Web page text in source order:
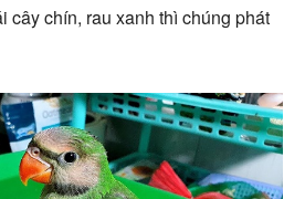
cây chín, rau xanh thì chúng phát